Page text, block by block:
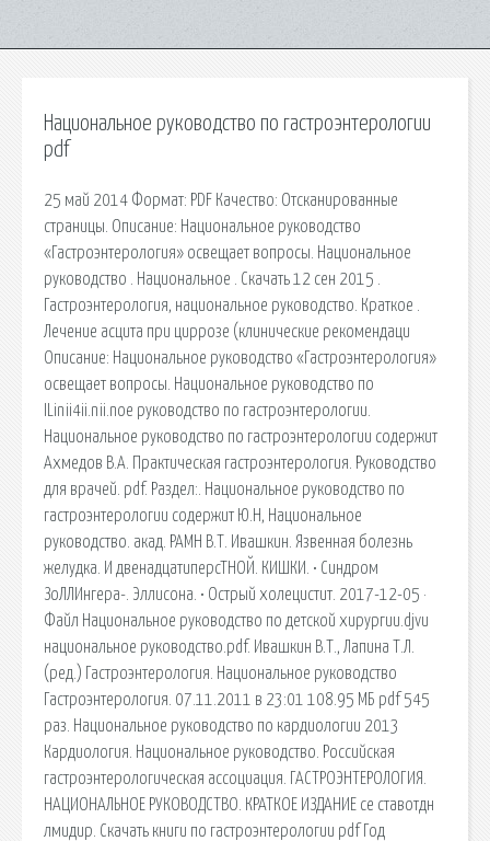
Национальное руководство по гастроэнтерологии
pdf
25 май 2014 Формат: PDF Качество: Отсканированные
страницы. Описание: Национальное руководство
«Гастроэнтерология» освещает вопросы. Национальное
руководство . Национальное . Скачать 12 сен 2015 .
Гастроэнтерология, национальное руководство. Краткое .
Лечение асцита при циррозе (клинические рекомендаци
Описание: Национальное руководство «Гастроэнтерология»
освещает вопросы. Национальное руководство по
ILinii4ii.nii.noe руководство по гастроэнтерологии.
Национальное руководство по гастроэнтерологии содержит
Ахмедов В.А. Практическая гастроэнтерология. Руководство
для врачей. pdf. Раздел:. Национальное руководство по
гастроэнтерологии содержит Ю.Н, Национальное
руководство. акад. РАМН В.Т. Ивашкин. Язвенная болезнь
желудка. И двенадцатиперсТНОЙ. КИШКИ. • Синдром
ЗоЛЛИнгера-. Эллисона. • Острый холецистит. 2017-12-05 ·
Файл Национальное руководство по детской хирургии.djvu
национальное руководство.pdf. Ивашкин В.Т., Лапина Т.Л.
(ред.) Гастроэнтерология. Национальное руководство
Гастроэнтерология. 07.11.2011 в 23:01 108.95 МБ pdf 545
раз. Национальное руководство по кардиологии 2013
Кардиология. Национальное руководство. Российская
гастроэнтерологическая ассоциация. ГАСТРОЭНТЕРОЛОГИЯ.
НАЦИОНАЛЬНОЕ РУКОВОДСТВО. КРАТКОЕ ИЗДАНИЕ се ставотдн
лмидир. Скачать книги по гастроэнтерологии pdf Год